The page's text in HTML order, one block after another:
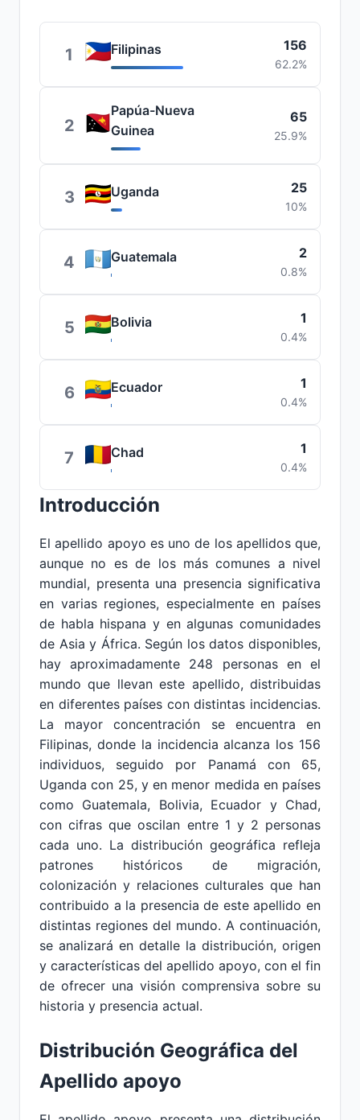
1 Filipinas 156
62.2%
2
Papúa-Nueva
Guinea
65
25.9%
3 Uganda 25
10%
4 Guatemala 2
0.8%
5 Bolivia 1
0.4%
6 Ecuador 1
0.4%
7 Chad 1
0.4%
Introducción
El apellido apoyo es uno de los apellidos que,
aunque no es de los más comunes a nivel
mundial, presenta una presencia significativa
en varias regiones, especialmente en países
de habla hispana y en algunas comunidades
de Asia y África. Según los datos disponibles,
hay aproximadamente 248 personas en el
mundo que llevan este apellido, distribuidas
en diferentes países con distintas incidencias.
La mayor concentración se encuentra en
Filipinas, donde la incidencia alcanza los 156
individuos, seguido por Panamá con 65,
Uganda con 25, y en menor medida en países
como Guatemala, Bolivia, Ecuador y Chad,
con cifras que oscilan entre 1 y 2 personas
cada uno. La distribución geográfica refleja
patrones históricos de migración,
colonización y relaciones culturales que han
contribuido a la presencia de este apellido en
distintas regiones del mundo. A continuación,
se analizará en detalle la distribución, origen
y características del apellido apoyo, con el fin
de ofrecer una visión comprensiva sobre su
historia y presencia actual.
Distribución Geográfica del
Apellido apoyo